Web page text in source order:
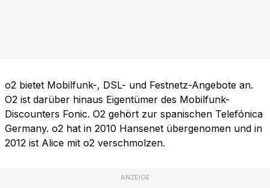
o2 bietet Mobilfunk-, DSL- und Festnetz-Angebote an.
O2 ist darüber hinaus Eigentümer des Mobilfunk-
Discounters Fonic. O2 gehört zur spanischen Telefónica
Germany. o2 hat in 2010 Hansenet übergenomen und in
2012 ist Alice mit o2 verschmolzen.
ANZEIGE